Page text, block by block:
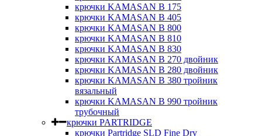
крючки KAMASAN B 175
крючки KAMASAN B 405
крючки KAMASAN B 800
крючки KAMASAN B 810
крючки KAMASAN B 830
крючки KAMASAN B 270 двойник
крючки KAMASAN B 280 двойник
крючки KAMASAN В 380 тройник
вязальный
крючки KAMASAN B 990 тройник
трубочный
крючки PARTRIDGE
крючки Partridge SLD Fine Dry